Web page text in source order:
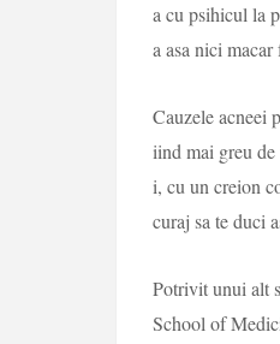
a cu psihicul la
a asa nici
Cauzele acneei
iind mai greu
i, cu un creion
curaj sa te duci
Potrivit unui alt
School of